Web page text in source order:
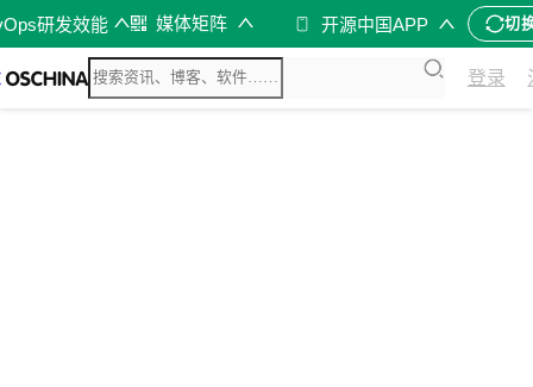
研发效能 媒体矩阵 开源中国APP 切
登录